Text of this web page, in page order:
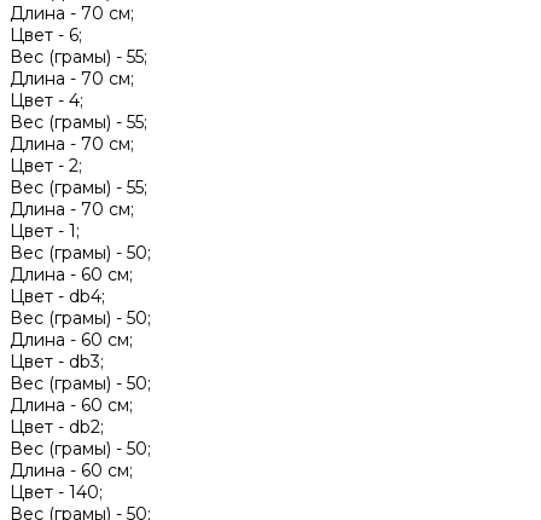
Длина - 70 см;
Цвет - 6;
Вес (грамы) - 55;
Длина - 70 см;
Цвет - 4;
Вес (грамы) - 55;
Длина - 70 см;
Цвет - 2;
Вес (грамы) - 55;
Длина - 70 см;
Цвет - 1;
Вес (грамы) - 50;
Длина - 60 см;
Цвет - db4;
Вес (грамы) - 50;
Длина - 60 см;
Цвет - db3;
Вес (грамы) - 50;
Длина - 60 см;
Цвет - db2;
Вес (грамы) - 50;
Длина - 60 см;
Цвет - 140;
Вес (грамы) - 50;